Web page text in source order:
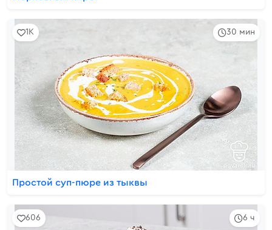
30 мин
1K
Простой суп-пюре из тыквы
6 ч
606